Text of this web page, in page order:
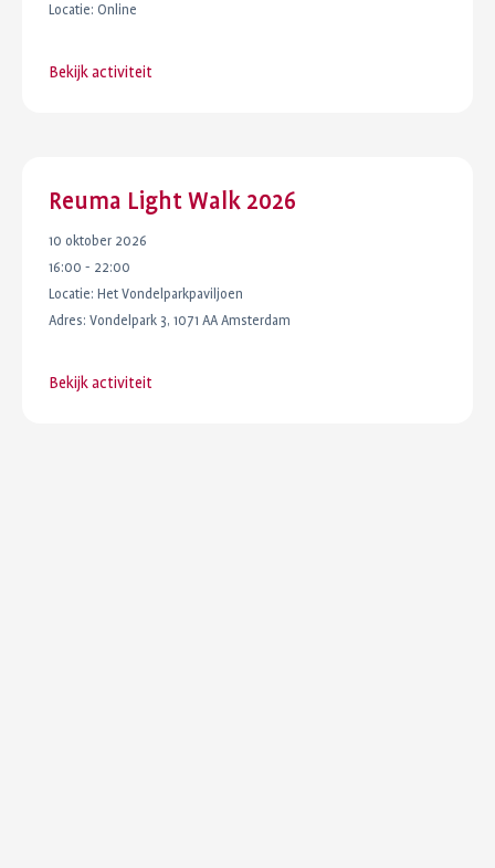
Locatie: Online
Bekijk activiteit
Reuma Light Walk 2026
10 oktober 2026
16:00 - 22:00
Locatie: Het Vondelparkpaviljoen
Adres: Vondelpark 3, 1071 AA Amsterdam
Bekijk activiteit